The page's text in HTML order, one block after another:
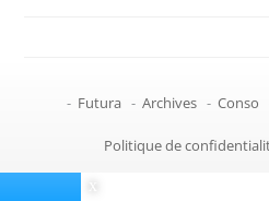
- Futura - Archives - Conso
Politique de